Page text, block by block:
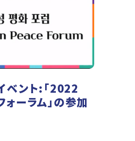
ベント:「2022
ーラム」の参加